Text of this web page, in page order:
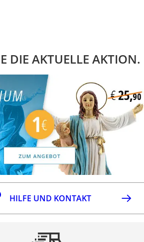
DIE AKTUELLE AKTION.
HILFE UND KONTAKT